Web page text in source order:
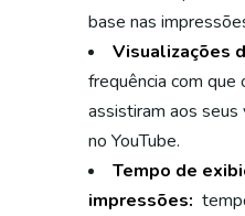
base nas
Visualizações
frequência com
assistiram aos
no YouTube.
Tempo de
impressões: